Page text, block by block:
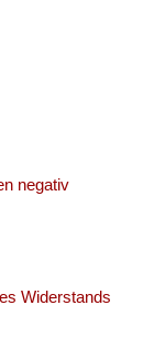
negativ
Widerstands